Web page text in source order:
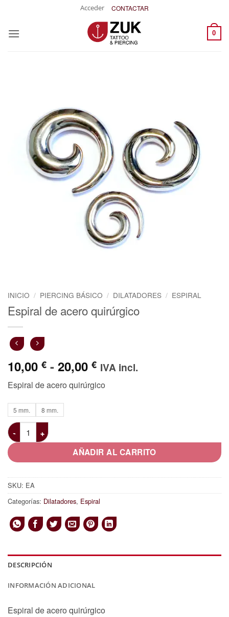
contenido
Acceder CONTACTAR
0
INICIO / PIERCING BÁSICO / DILATADORES / ESPIRAL
Espiral de acero quirúrgico
10,00 € - 20,00 €Rango
precios:
20,00 €
IVA incl.
Espiral de acero quirúrgico
5 mm. 8 mm.
Espiral de acero quirúrgico cantidad
AÑADIR AL CARRITO
SKU: EA
Categorías: Dilatadores, Espiral
DESCRIPCIÓN
INFORMACIÓN ADICIONAL
Espiral de acero quirúrgico